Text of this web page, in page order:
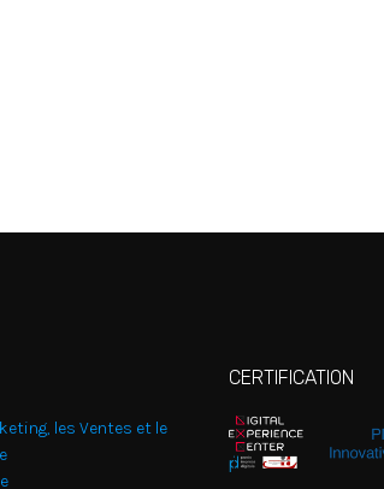
les Ventes et le
CERTIFICATION